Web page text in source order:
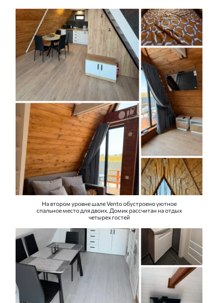
На втором уровне шале Vento обустроено уютное
спальное место для двоих. Домик рассчитан на отдых
четырех гостей